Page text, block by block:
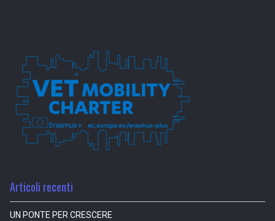
Articoli recenti
UN PONTE PER CRESCERE